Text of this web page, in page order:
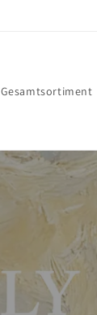
Gesamtsortiment